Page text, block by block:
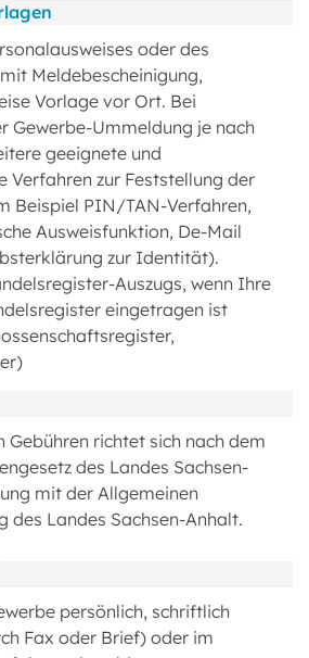
oder des
Meldebescheinigung,
Vorlage vor Ort. Bei
Gewerbe-Ummeldung je nach
geeignete und
Verfahren zur Feststellung der
Beispiel PIN/TAN-Verfahren,
Ausweisfunktion, De-Mail
zur Identität).
Auszugs, wenn Ihre
eingetragen ist
Gebühren richtet sich nach dem
des Landes Sachsen-
mit der Allgemeinen
des Landes Sachsen-Anhalt.
persönlich, schriftlich
Fax oder Brief) oder im